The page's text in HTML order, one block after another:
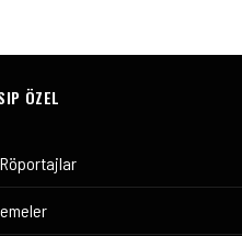
ÖZEL